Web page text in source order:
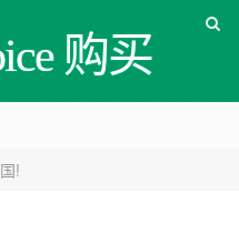
购买
!